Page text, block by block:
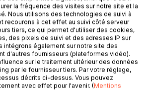
is a reference to have a base to
la fréquence des visites sur notre site et la
Nous utilisons des technologies de suivi à
recourons à cet effet au suivi côté serveur
tiers, ce qui permet d'utiliser des cookies,
des pixels de suivi et des adresses IP sur
intégrons également sur notre site des
d'autres fournisseurs (plateformes vidéo).
sur le traitement ultérieur des données
par le fournisseur tiers. Par votre réglage,
décrits ci-dessus. Vous pouvez
avec effet pour l'avenir. (Mentions